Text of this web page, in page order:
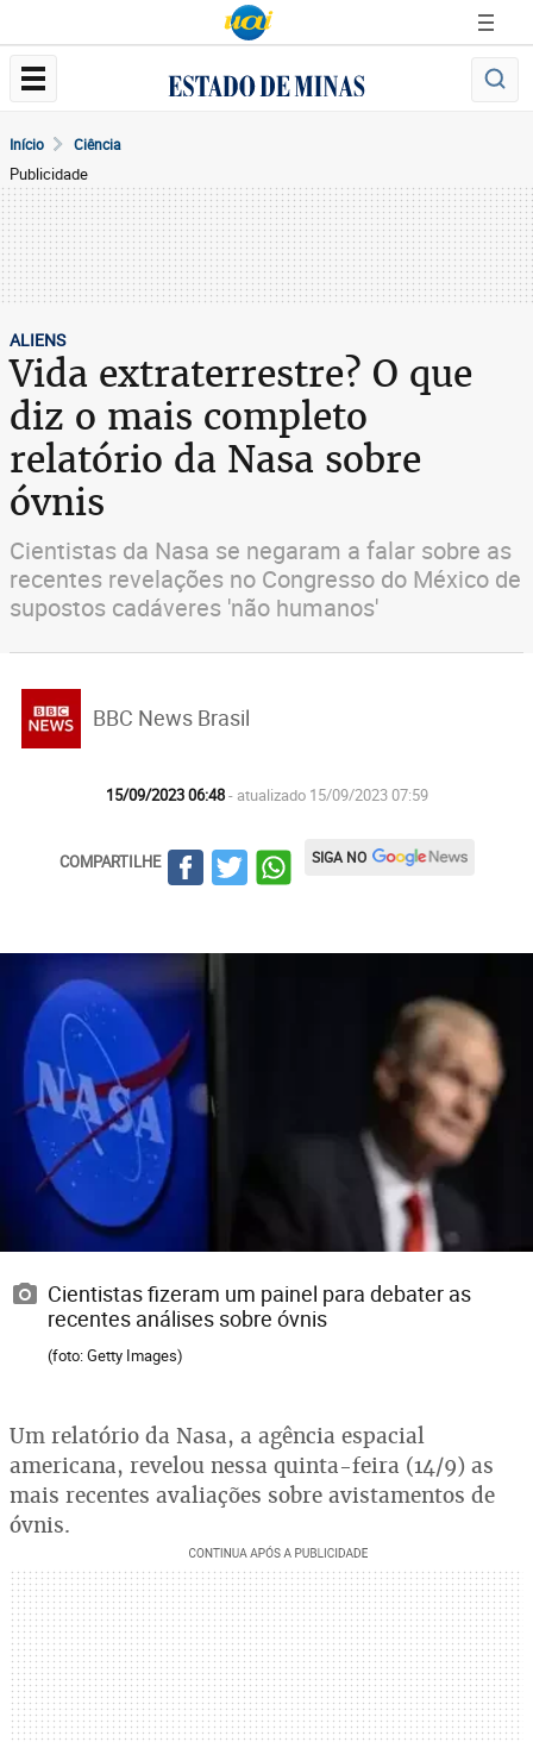
Início Ciência
Publicidade
ALIENS
Vida extraterrestre? O que
diz o mais completo
relatório da Nasa sobre
óvnis
Cientistas da Nasa se negaram a falar sobre as
recentes revelações no Congresso do México de
supostos cadáveres 'não humanos'
BBC News Brasil
15/09/2023 06:48- atualizado 15/09/2023 07:59
COMPARTILHE SIGA NO
Cientistas fizeram um painel para debater as
recentes análises sobre óvnis
(foto: Getty Images)
Um relatório da Nasa, a agência espacial
americana, revelou nessa quinta-feira (14/9) as
mais recentes avaliações sobre avistamentos de
óvnis.